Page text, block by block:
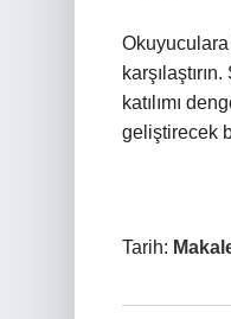
katılımı
geliştirecek
Tarih: